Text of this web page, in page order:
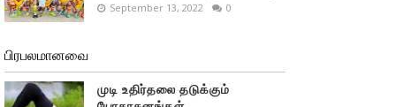
September 13, 2022 0
பிரபலமானவை
முடி உதிர்தலை தடுக்கும்